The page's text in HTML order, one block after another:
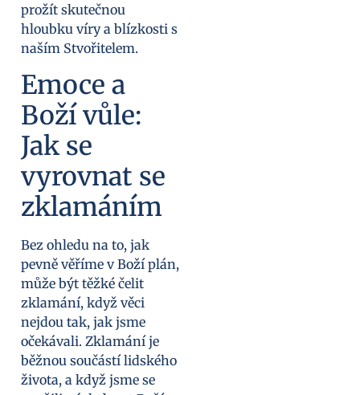
prožít skutečnou
hloubku víry a blízkosti s
naším Stvořitelem.
Emoce a
Boží vůle:
Jak se
vyrovnat se
zklamáním
Bez ohledu na to, jak
pevně věříme v Boží plán,
může být těžké čelit
zklamání, když věci
nejdou tak, jak jsme
očekávali. Zklamání je
běžnou součástí lidského
života, a když jsme se